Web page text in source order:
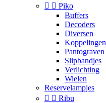
  Piko
Buffers
Decoders
Diversen
Koppelingen
Pantograven
Slipbandjes
Verlichting
Wielen
Reservelampjes
  Ribu